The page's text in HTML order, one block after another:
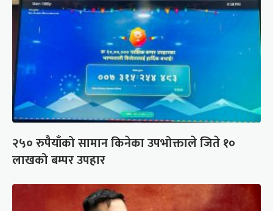
२५० रुपैयाँको सामान किनेका उपभोक्ताले जिते १०
लाखको बम्पर उपहार